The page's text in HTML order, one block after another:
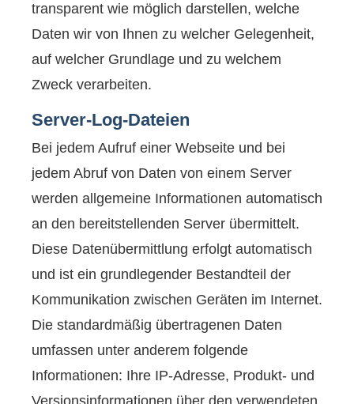
transparent wie möglich darstellen, welche
Daten wir von Ihnen zu welcher Gelegenheit,
auf welcher Grundlage und zu welchem
Zweck verarbeiten.
Server-Log-Dateien
Bei jedem Aufruf einer Webseite und bei
jedem Abruf von Daten von einem Server
werden allgemeine Informationen automatisch
an den bereitstellenden Server übermittelt.
Diese Datenübermittlung erfolgt automatisch
und ist ein grundlegender Bestandteil der
Kommunikation zwischen Geräten im Internet.
Die standardmäßig übertragenen Daten
umfassen unter anderem folgende
Informationen: Ihre IP-Adresse, Produkt- und
Versionsinformationen über den verwendeten